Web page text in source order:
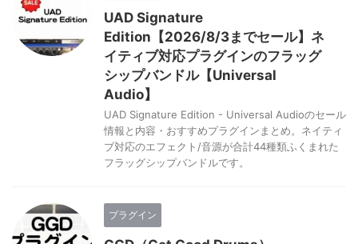
UAD Signature
Edition【2026/8/3までセール】ネ
イティブ対応プラグインのフラッグ
シップバンドル【Universal
Audio】
UAD Signature Edition - Universal Audioのセール
情報と内容・おすすめプラグインまとめ。ネイティ
ブ対応のエフェクト/音源が合計44種類ふくまれた
フラッグシップバンドルです。
プラグイン